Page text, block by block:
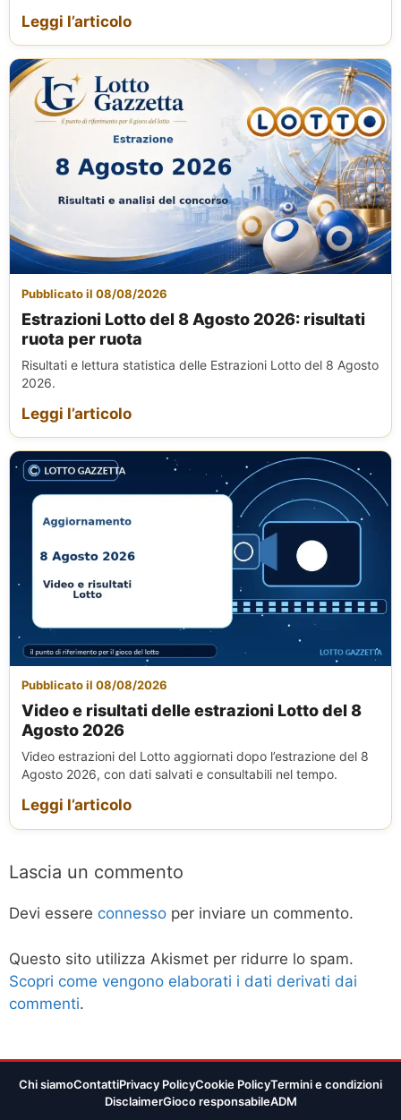
Leggi l’articolo
Pubblicato il 08/08/2026
Estrazioni Lotto del 8 Agosto 2026: risultati
ruota per ruota
Risultati e lettura statistica delle Estrazioni Lotto del 8 Agosto
2026.
Leggi l’articolo
Pubblicato il 08/08/2026
Video e risultati delle estrazioni Lotto del 8
Agosto 2026
Video estrazioni del Lotto aggiornati dopo l’estrazione del 8
Agosto 2026, con dati salvati e consultabili nel tempo.
Leggi l’articolo
Lascia un commento
Devi essere connesso per inviare un commento.
Questo sito utilizza Akismet per ridurre lo spam.
Scopri come vengono elaborati i dati derivati dai
commenti.
Chi siamoContattiPrivacy PolicyCookie PolicyTermini e condizioni
DisclaimerGioco responsabileADM